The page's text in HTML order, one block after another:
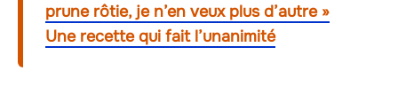
prune rôtie, je n’en veux plus d’autre »
Une recette qui fait l’unanimité